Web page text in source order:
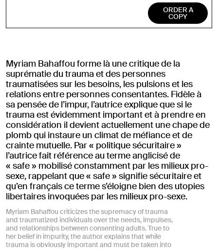
ORDER A
COPY
Myriam Bahaffou forme là une critique de la
suprématie du trauma et des personnes
traumatisées sur les besoins, les pulsions et les
relations entre personnes consentantes. Fidèle à
sa pensée de l’impur, l’autrice explique que si le
trauma est évidemment important et à prendre en
considération il devient actuellement une chape de
plomb qui instaure un climat de méfiance et de
crainte mutuelle. Par « politique sécuritaire »
l’autrice fait référence au terme anglicisé de
« safe » mobilisé constamment par les milieux pro-
sexe, rappelant que « safe » signifie sécuritaire et
qu’en français ce terme s’éloigne bien des utopies
libertaires invoquées par les milieux pro-sexe.
Myriam Bahaffou criticizes the supremacy of trauma
and traumatized individuals over the needs, impulses,
and relationships between consenting adults. True to
her belief in impurity, the author explains that while
trauma is obviously important and must be taken into